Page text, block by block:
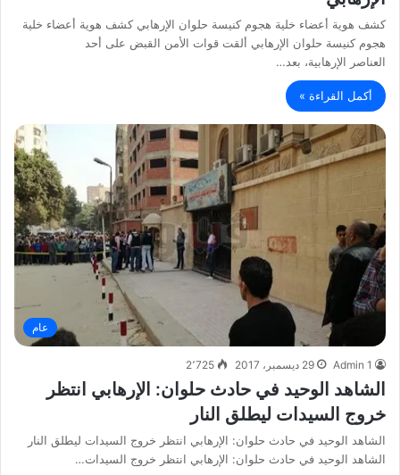
كشف هوية أعضاء خلية هجوم كنيسة حلوان الإرهابي كشف هوية أعضاء خلية
هجوم كنيسة حلوان الإرهابي ألقت قوات الأمن القبض على أحد
العناصر الإرهابية، بعد…
أكمل القراءة »
عام
Admin 1 29 ديسمبر، 2017 2٬725
الشاهد الوحيد في حادث حلوان: الإرهابي انتظر
خروج السيدات ليطلق النار
الشاهد الوحيد في حادث حلوان: الإرهابي انتظر خروج السيدات ليطلق النار
الشاهد الوحيد في حادث حلوان: الإرهابي انتظر خروج السيدات…